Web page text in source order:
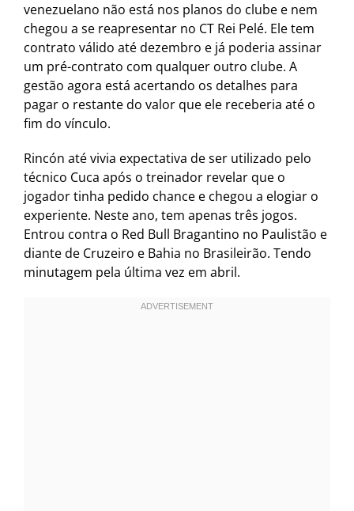
venezuelano não está nos planos do clube e nem
chegou a se reapresentar no CT Rei Pelé. Ele tem
contrato válido até dezembro e já poderia assinar
um pré-contrato com qualquer outro clube. A
gestão agora está acertando os detalhes para
pagar o restante do valor que ele receberia até o
fim do vínculo.
Rincón até vivia expectativa de ser utilizado pelo
técnico Cuca após o treinador revelar que o
jogador tinha pedido chance e chegou a elogiar o
experiente. Neste ano, tem apenas três jogos.
Entrou contra o Red Bull Bragantino no Paulistão e
diante de Cruzeiro e Bahia no Brasileirão. Tendo
minutagem pela última vez em abril.